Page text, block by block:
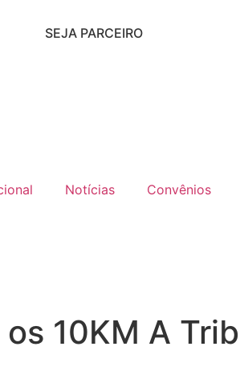
SEJA PARCEIRO
Notícias Convênios
10KM A